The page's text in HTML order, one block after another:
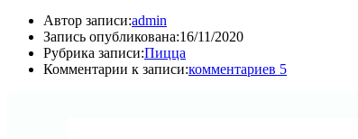
Автор записи:admin
Запись опубликована:16/11/2020
Рубрика записи:Пицца
Комментарии к записи:комментариев 5